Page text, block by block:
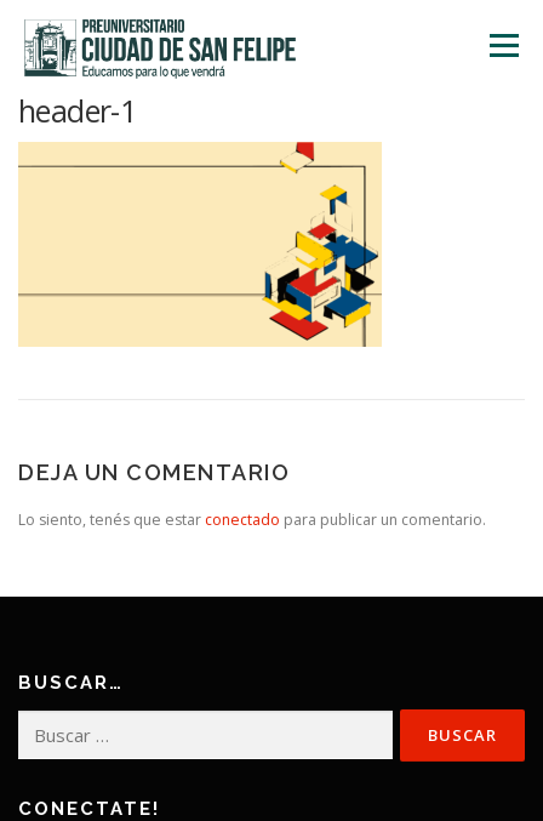
contenido
Menú
INSCRIPCIONES
header-1
DEJA UN COMENTARIO
Lo siento, tenés que estar conectado para publicar un comentario.
BUSCAR…
CONECTATE!